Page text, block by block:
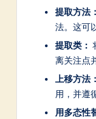
提取方法：
法。这可
提取类：
离关注点
上移方法：
用，并遵
用多态性